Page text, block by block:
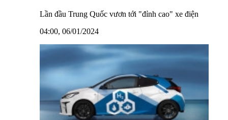
Lần đầu Trung Quốc vươn tới "đỉnh cao" xe điện
04:00, 06/01/2024